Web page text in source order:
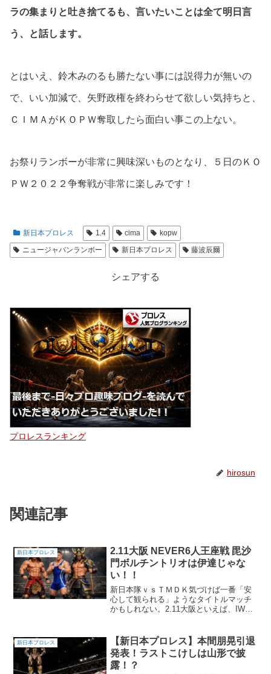
ラの集まりと吐き捨てるも、言いたいことは全て明日言
う、と話します。
とはいえ、鈴木みのるも勝たない事には説得力が無いの
で、いい加減で、矢野政権を終わらせて欲しい気持ちと、
ＣＩＭＡがＫＯＰＷ奪取したら面白い事この上ない。
お祭りランボーが非常に興味深いものとなり、５日のＫＯ
ＰＷ２０２２争奪戦が非常に楽しみです！
新日本プロレス 1.4 cima
kopw
ニュージャパンランボー
新日本プロレス 藤波辰爾
シェアする
プロレスランキング
hirosun
関連記事
新日本プロレス
2.11大阪 NEVER6人王座戦 毘沙
門ボルチントリオは伊達じゃな
い！！
新日本隊ｖｓＴＭＤＫ気づけば一番「安
心して観られる」ようなタイトルマッチ
かもしれない。2.11大阪といえば、IWGP
し、ちょっと待ってほしい。NEVER6人
タッグ王...
新日本プロレス
【新日本プロレス】本間朋晃引退
発表！ラストこけしは山形で披
露！？